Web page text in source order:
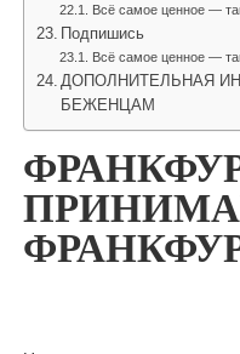
Всё самое ценное —
Подпишись
Всё самое ценное —
ДОПОЛНИТЕЛЬНАЯ
БЕЖЕНЦАМ​